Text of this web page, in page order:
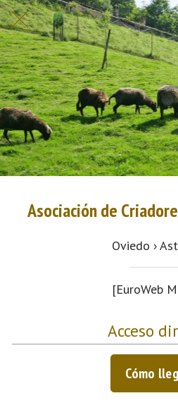
Asociación de
Oviedo ›
[EuroWeb
Acceso
Cómo